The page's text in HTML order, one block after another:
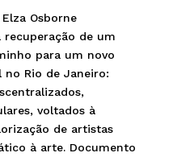
Osborne
de um
para um novo
Rio de Janeiro:
voltados à
de artistas
à arte. Documento